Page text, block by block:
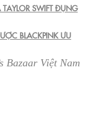
SWIFT ĐỤNG
BLACKPINK ƯU
Bazaar Việt Nam